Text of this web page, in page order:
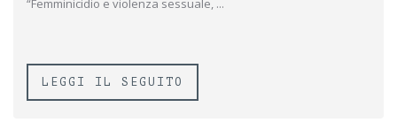
“Femminicidio e violenza sessuale, ...
LEGGI IL SEGUITO